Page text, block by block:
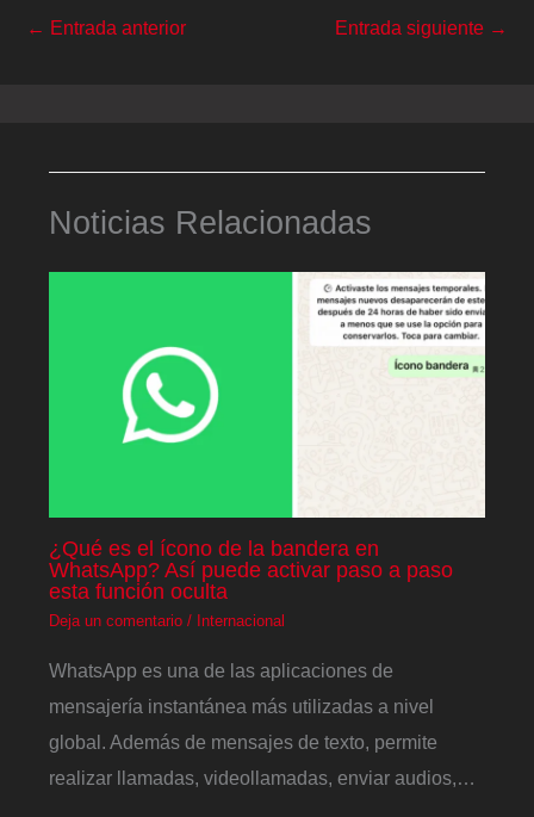
← Entrada anterior Entrada siguiente →
Noticias Relacionadas
¿Qué es el ícono de la bandera en
WhatsApp? Así puede activar paso a paso
esta función oculta
Deja un comentario / Internacional
WhatsApp es una de las aplicaciones de
mensajería instantánea más utilizadas a nivel
global. Además de mensajes de texto, permite
realizar llamadas, videollamadas, enviar audios,…